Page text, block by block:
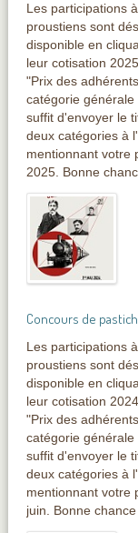
Les participations
proustiens sont
disponible en
leur cotisation
"Prix des
catégorie
suffit d'envoyer le
deux catégories à
mentionnant votre
2025. Bonne
Concours de
Les participations
proustiens sont
disponible en
leur cotisation
"Prix des
catégorie
suffit d'envoyer le
deux catégories à
mentionnant votre
juin. Bonne